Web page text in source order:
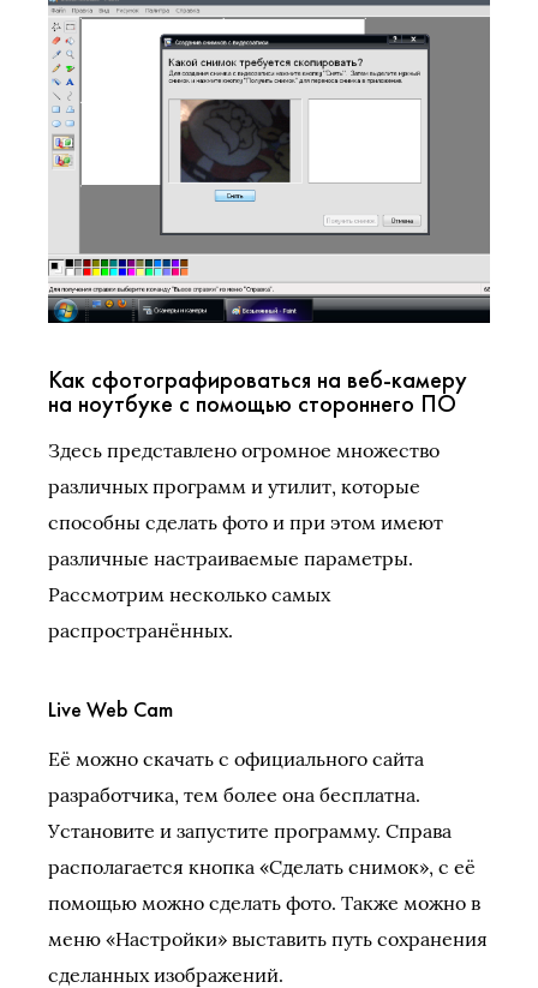
Как сфотографироваться на веб-камеру
на ноутбуке с помощью стороннего ПО
Здесь представлено огромное множество
различных программ и утилит, которые
способны сделать фото и при этом имеют
различные настраиваемые параметры.
Рассмотрим несколько самых
распространённых.
Live Web Cam
Её можно скачать с официального сайта
разработчика, тем более она бесплатна.
Установите и запустите программу. Справа
располагается кнопка «Сделать снимок», с её
помощью можно сделать фото. Также можно в
меню «Настройки» выставить путь сохранения
сделанных изображений.